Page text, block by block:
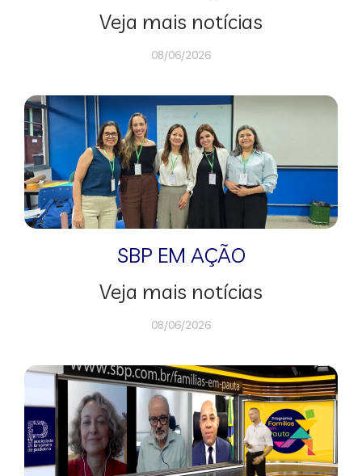
Veja mais notícias
08/06/2026
SBP EM AÇÃO
Veja mais notícias
08/06/2026